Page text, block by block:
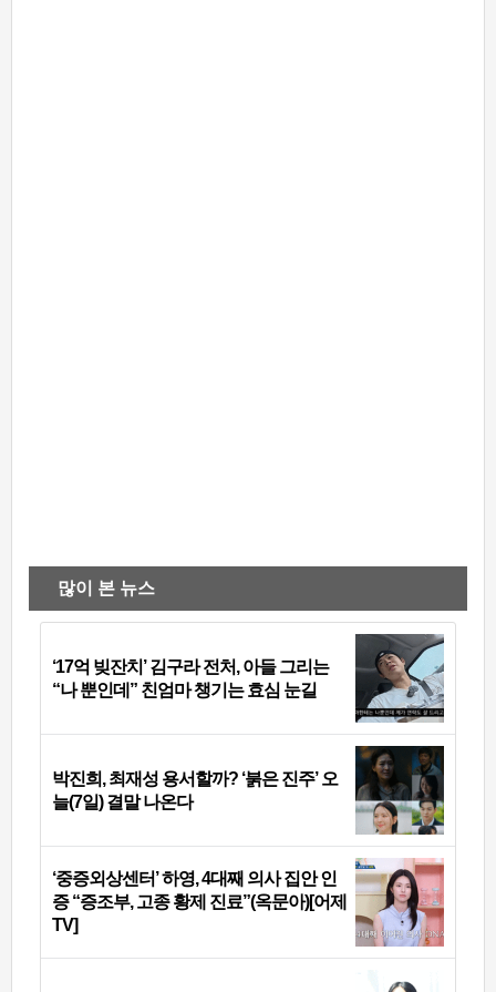
많이 본 뉴스
‘17억 빚잔치’ 김구라 전처, 아들 그리는
“나 뿐인데” 친엄마 챙기는 효심 눈길
박진희, 최재성 용서할까? ‘붉은 진주’ 오
늘(7일) 결말 나온다
‘중증외상센터’ 하영, 4대째 의사 집안 인
증 “증조부, 고종 황제 진료”(옥문아)[어제
TV]